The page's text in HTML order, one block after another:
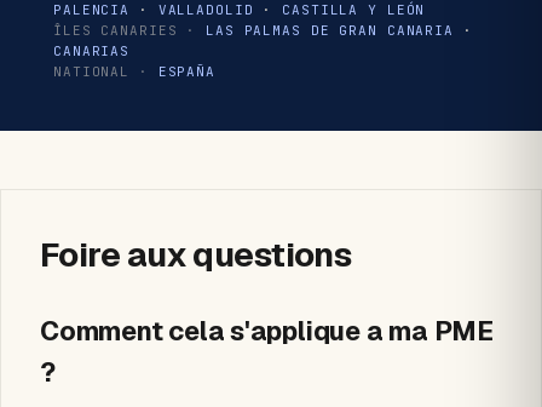
PALENCIA
· VALLADOLID · CASTILLA Y LEÓN
ÎLES CANARIES · LAS PALMAS DE GRAN CANARIA
·
CANARIAS
NATIONAL · ESPAÑA
Foire aux questions
Comment cela s'applique a ma PME
?